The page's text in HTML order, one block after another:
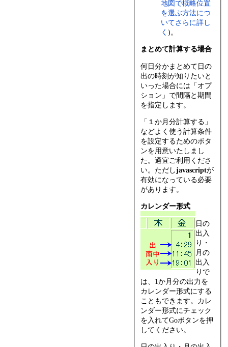
地図で概略位置
を選ぶ方法につ
いてさらに詳し
く )。
まとめて計算する場合
何日分かまとめて日の
出の時刻が知りたいと
いった場合には「オプ
ション」で間隔と期間
を指定します。
「１か月分計算する」
などよく使う計算条件
を設定するためのボタ
ンを用意いたしまし
た。適宜ご利用くださ
い。ただしjavascriptが
有効になっている必要
があります。
カレンダー形式
日の
出入
り・
月の
出入
りで
は、1か月分の出力を
カレンダー形式にする
こともできます。カレ
ンダー形式にチェック
を入れてGoボタンを押
してください。